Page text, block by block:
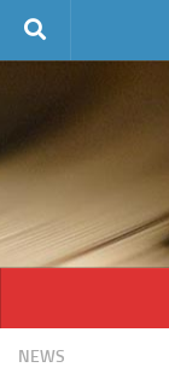
Skip to content
NEWS